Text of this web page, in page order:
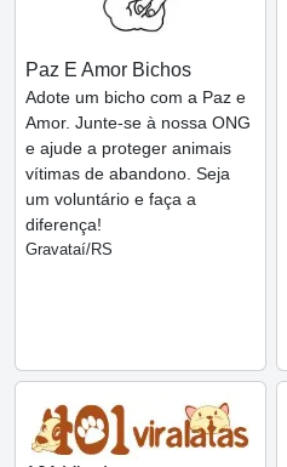
Paz E Amor Bichos
Adote um bicho com a Paz e
Amor. Junte-se à nossa ONG
e ajude a proteger animais
vítimas de abandono. Seja
um voluntário e faça a
diferença!
Gravataí/RS